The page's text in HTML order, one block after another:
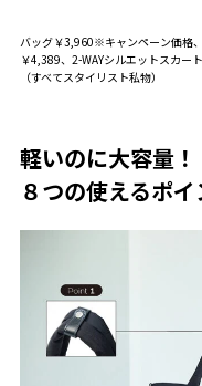
バッグ￥3,960※キャンペーン価格
￥4,389、2-WAYシルエットスカ
（すべてスタイリスト私物）
軽いのに大容量！
８つの使えるポ